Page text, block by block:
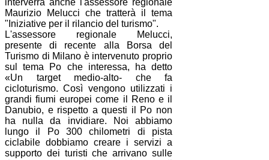
Maurizio Melucci che tratterà il tema
"Iniziative per il rilancio del turismo".
L'assessore regionale Melucci,
presente di recente alla Borsa del
Turismo di Milano è intervenuto proprio
sul tema Po che interessa, ha detto
«Un target medio-alto- che fa
cicloturismo. Così vengono utilizzati i
grandi fiumi europei come il Reno e il
Danubio, e rispetto a questi il Po non
ha nulla da invidiare. Noi abbiamo
lungo il Po 300 chilometri di pista
ciclabile dobbiamo creare i servizi a
supporto dei turisti che arrivano sulle